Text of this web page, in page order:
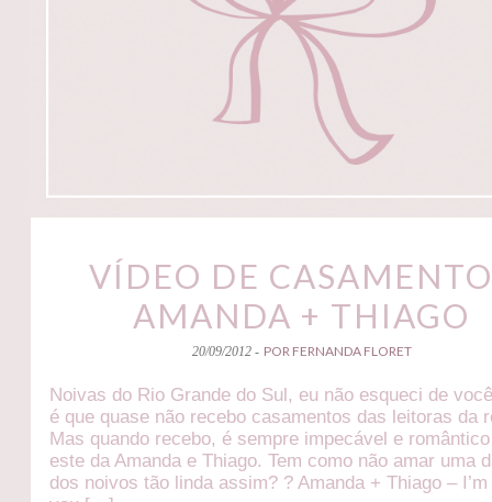
VÍDEO DE
AMANDA + THIAGO
20/09/2012 - POR FERNANDA FLORET
Noivas do Rio Grande do Sul, eu não esqueci de
é que quase não recebo casamentos das leitoras da
Mas quando recebo, é sempre impecável e
este da Amanda e Thiago. Tem como não amar uma
dos noivos tão linda assim? ? Amanda + Thiago –